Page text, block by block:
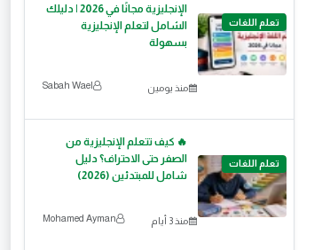
تعلم اللغات
الإنجليزية مجانًا في 2026 | دليلك
الشامل لتعلم الإنجليزية
بسهولة
منذ يومين Sabah Wael
تعلم اللغات
🔥 كيف تتعلم الإنجليزية من
الصفر حتى الاحتراف؟ دليل
شامل للمبتدئين (2026)
منذ 3 أيام Mohamed Ayman